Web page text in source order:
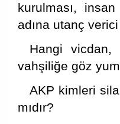
kurulması,
adına utanç
Hangi
vahşiliğe göz
AKP kimleri
mıdır?